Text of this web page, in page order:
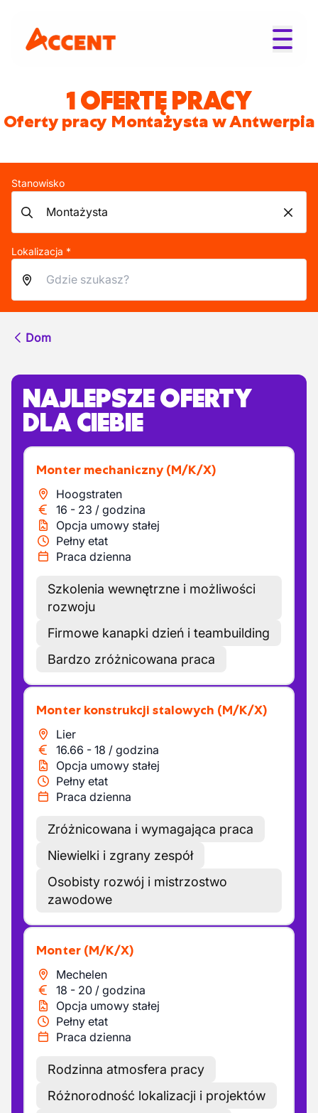
1 OFERTĘ PRACY
Oferty pracy Montażysta w Antwerpia
Stanowisko
Lokalizacja *
Dom
NAJLEPSZE OFERTY
DLA CIEBIE
Monter mechaniczny (M/K/X)
Hoogstraten
16 - 23 / godzina
Opcja umowy stałej
Pełny etat
Praca dzienna
Szkolenia wewnętrzne i możliwości
rozwoju
Firmowe kanapki dzień i teambuilding
Bardzo zróżnicowana praca
Monter konstrukcji stalowych (M/K/X)
Lier
16.66 - 18 / godzina
Opcja umowy stałej
Pełny etat
Praca dzienna
Zróżnicowana i wymagająca praca
Niewielki i zgrany zespół
Osobisty rozwój i mistrzostwo
zawodowe
Monter (M/K/X)
Mechelen
18 - 20 / godzina
Opcja umowy stałej
Pełny etat
Praca dzienna
Rodzinna atmosfera pracy
Różnorodność lokalizacji i projektów